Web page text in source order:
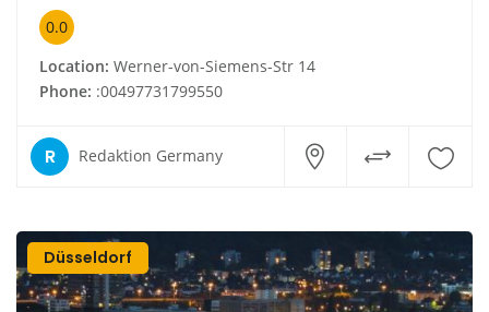
0.0
Location: Werner-von-Siemens-Str 14
Phone: :00497731799550
R Redaktion Germany
Düsseldorf